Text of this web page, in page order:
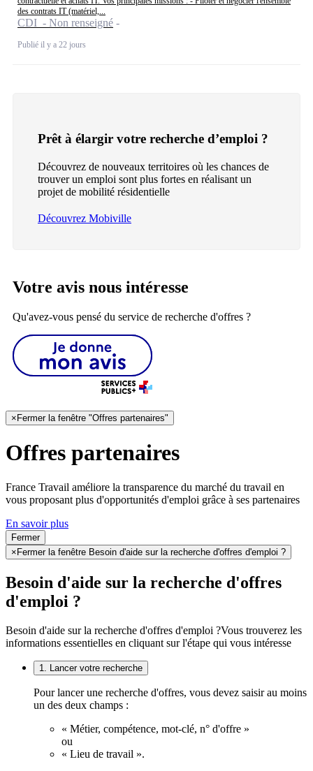
des contrats IT (matériel,...
CDI - Non renseigné
Publié il y a 22 jours
Prêt à élargir votre recherche d’emploi ?
Découvrez de nouveaux territoires où les chances de
trouver un emploi sont plus fortes en réalisant un
projet de mobilité résidentielle
Découvrez Mobiville
Votre avis nous intéresse
Qu'avez-vous pensé du service de recherche d'offres ?
× Fermer la fenêtre "Offres partenaires"
Offres partenaires
France Travail améliore la transparence du marché du travail en
vous proposant plus d'opportunités d'emploi grâce à ses partenaires
En savoir plus
Fermer
×Fermer la fenêtre Besoin d'aide sur la recherche d'offres d'emploi ?
Besoin d'aide sur la recherche d'offres
d'emploi ?
Besoin d'aide sur la recherche d'offres d'emploi ?Vous trouverez les
informations essentielles en cliquant sur l'étape qui vous intéresse
1. Lancer votre recherche
Pour lancer une recherche d'offres, vous devez saisir au moins
un des deux champs :
« Métier, compétence, mot-clé, n° d'offre »
ou
« Lieu de travail ».